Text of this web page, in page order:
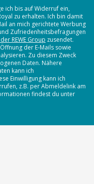
ich bis auf Widerruf ein,
zu erhalten. Ich bin damit
an mich gerichtete Werbung
Zufriedenheitsbefragungen
REWE Group zusendet.
der E-Mails sowie
Zu diesem Zweck
Daten. Nähere
kann ich
Einwilligung kann ich
z.B. per Abmeldelink am
findest du unter